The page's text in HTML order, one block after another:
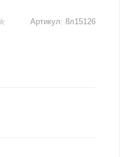
Артикул: 8л15126